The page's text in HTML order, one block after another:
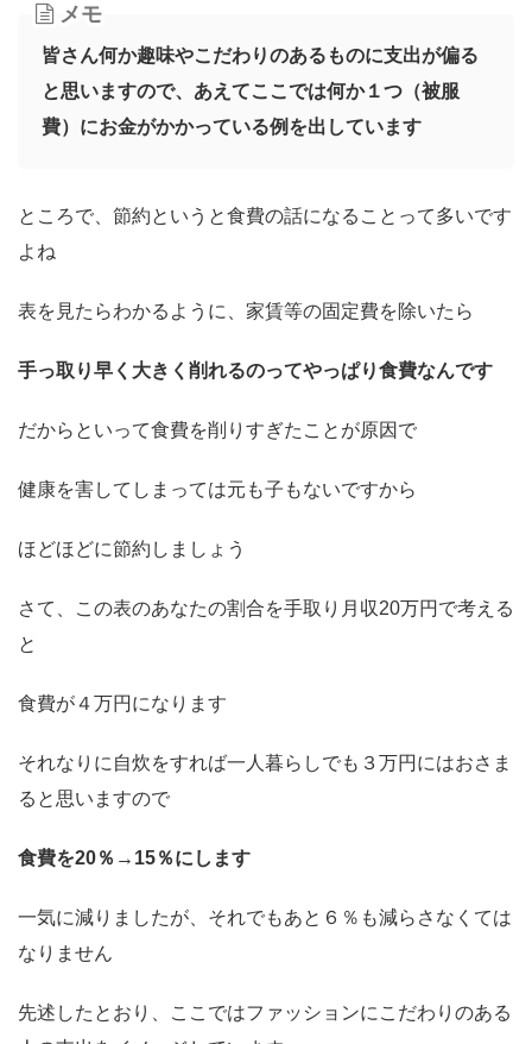
メモ
皆さん何か趣味やこだわりのあるものに支出が偏る
と思いますので、あえてここでは何か１つ（被服
費）にお金がかかっている例を出しています
ところで、節約というと食費の話になることって多いです
よね
表を見たらわかるように、家賃等の固定費を除いたら
手っ取り早く大きく削れるのってやっぱり食費なんです
だからといって食費を削りすぎたことが原因で
健康を害してしまっては元も子もないですから
ほどほどに節約しましょう
さて、この表のあなたの割合を手取り月収20万円で考える
と
食費が４万円になります
それなりに自炊をすれば一人暮らしでも３万円にはおさま
ると思いますので
食費を20％→15％にします
一気に減りましたが、それでもあと６％も減らさなくては
なりません
先述したとおり、ここではファッションにこだわりのある